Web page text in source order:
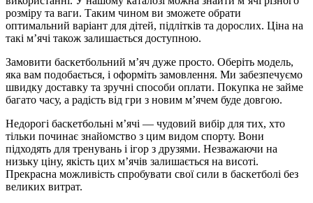
розміру та ваги. Таким чином ви зможете обрати
оптимальний варіант для дітей, підлітків та дорослих. Ціна на
такі м’ячі також залишається доступною.
Замовити баскетбольний м’яч дуже просто. Оберіть модель,
яка вам подобається, і оформіть замовлення. Ми забезпечуємо
швидку доставку та зручні способи оплати. Покупка не займе
багато часу, а радість від гри з новим м’ячем буде довгою.
Недорогі баскетбольні м’ячі — чудовий вибір для тих, хто
тільки починає знайомство з цим видом спорту. Вони
підходять для тренувань і ігор з друзями. Незважаючи на
низьку ціну, якість цих м’ячів залишається на висоті.
Прекрасна можливість спробувати свої сили в баскетболі без
великих витрат.